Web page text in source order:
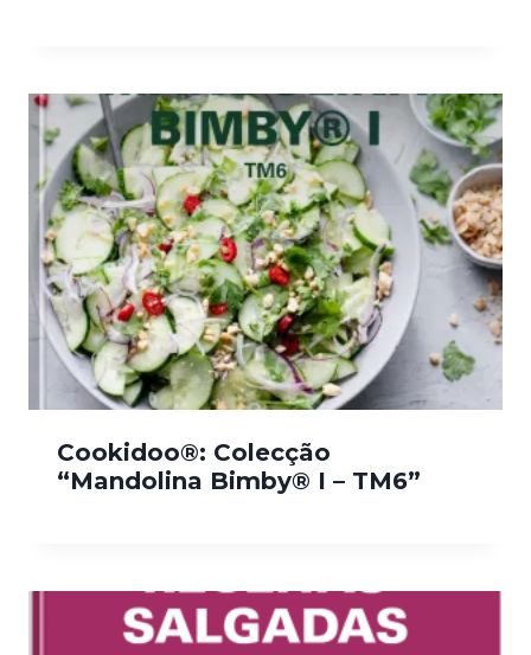
Cookidoo®: Colecção
“Mandolina Bimby® I – TM6”